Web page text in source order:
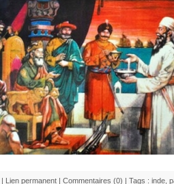
| Lien permanent | Commentaires (0) | Tags : inde